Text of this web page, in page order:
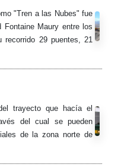
"Tren a las Nubes" fue
Fontaine Maury entre los
recorrido 29 puentes, 21
trayecto que hacía el
del cual se pueden
de la zona norte de